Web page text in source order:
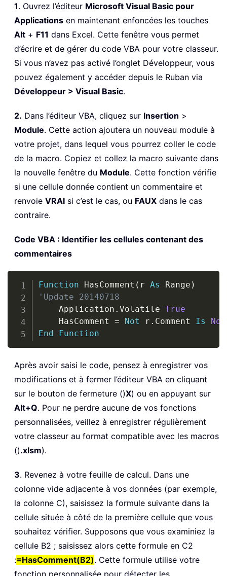
1. Ouvrez l’éditeur Microsoft Visual Basic pour
Applications en maintenant enfoncées les touches
Alt + F11 dans Excel. Cette fenêtre vous permet
d’écrire et de gérer du code VBA pour votre classeur.
Si vous n’avez pas activé l’onglet Développeur, vous
pouvez également y accéder depuis le Ruban via
Développeur > Visual Basic.
2. Dans l’éditeur VBA, cliquez sur Insertion >
Module. Cette action ajoutera un nouveau module à
votre projet, dans lequel vous pourrez coller le code
de la macro. Copiez et collez la macro suivante dans
la nouvelle fenêtre du Module. Cette fonction vérifie
si une cellule donnée contient un commentaire et
renvoie VRAI si c’est le cas, ou FAUX dans le cas
contraire.
Code VBA : Identifier les cellules contenant des
commentaires
Function HasComment ( r As Range )
'Update 20140718
    Application
. Volatile True
    HasComment
= Not r . Comment Is
End
Function
Copy
Après avoir saisi le code, pensez à enregistrer vos
modifications et à fermer l’éditeur VBA en cliquant
sur le bouton de fermeture ()X) ou en appuyant sur
Alt+Q. Pour ne perdre aucune de vos fonctions
personnalisées, veillez à enregistrer régulièrement
votre classeur au format compatible avec les macros
().xlsm).
3. Revenez à votre feuille de calcul. Dans une
colonne vide adjacente à vos données (par exemple,
la colonne C), saisissez la formule suivante dans la
cellule située à côté de la première cellule que vous
souhaitez vérifier. Supposons que vous examiniez la
cellule B2 ; saisissez alors cette formule en C2
:=HasComment(B2). Cette formule utilise votre
fonction personnalisée pour détecter les